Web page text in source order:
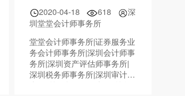
2020-04-18 618
深
圳堂堂会计师事务所
堂堂会计师事务所|证券服务业
务会计师事务所|深圳会计师事
务所|深圳资产评估师事务所|
深圳税务师事务所|深圳审计报
告|深圳资产评估报告|深圳税